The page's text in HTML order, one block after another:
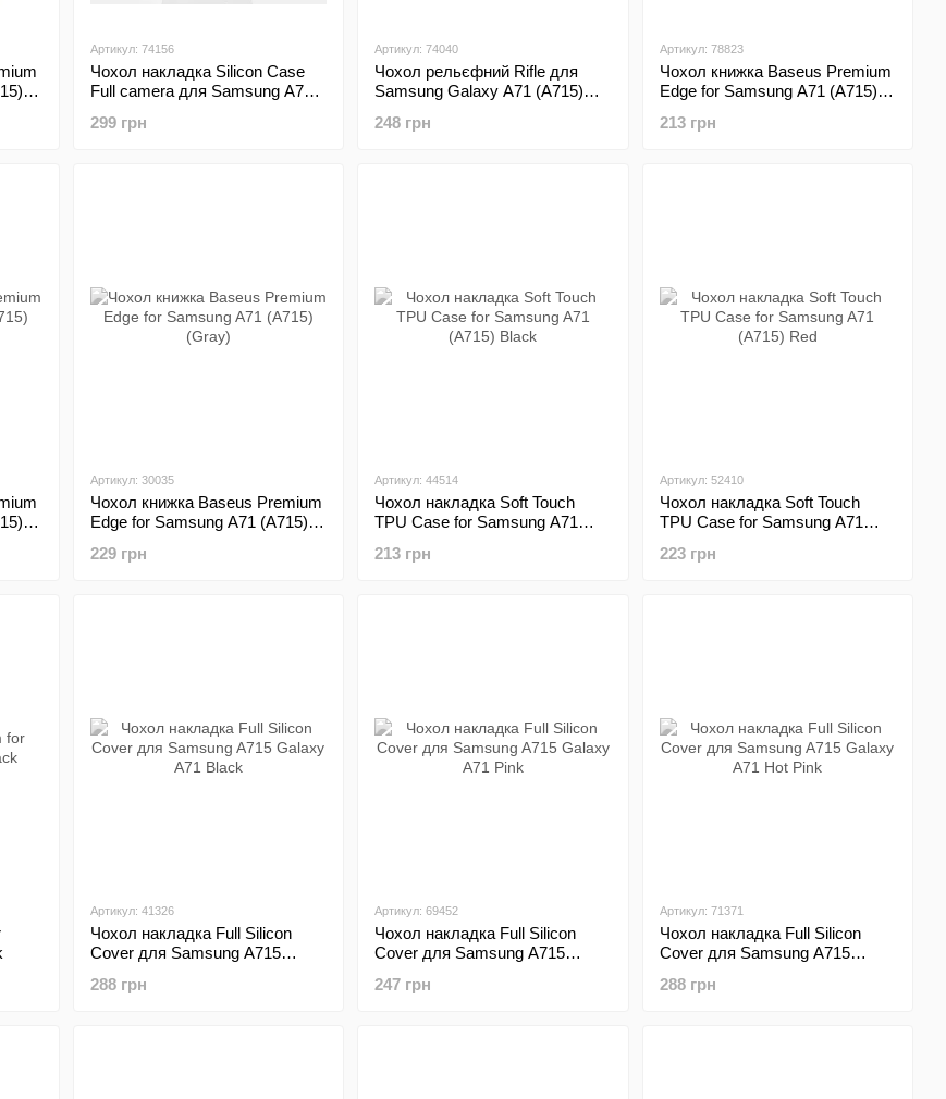
Артикул: 74156
Чохол накладка Silicon Case
Full camera для Samsung A715
299 грн
Артикул: 74040
Чохол рельєфний Rifle для
Samsung Galaxy A71 (A715)
248 грн
Артикул: 78823
Чохол книжка Baseus Premium
Edge for Samsung A71 (A715)
213 грн
Артикул: 30035
Чохол книжка Baseus Premium
Edge for Samsung A71 (A715)
229 грн
Артикул: 44514
Чохол накладка Soft Touch
TPU Case for Samsung A71
213 грн
Артикул: 52410
Чохол накладка Soft Touch
TPU Case for Samsung A71
223 грн
Артикул: 41326
Чохол накладка Full Silicon
Cover для Samsung A715
288 грн
Артикул: 69452
Чохол накладка Full Silicon
Cover для Samsung A715
247 грн
Артикул: 71371
Чохол накладка Full Silicon
Cover для Samsung A715
288 грн